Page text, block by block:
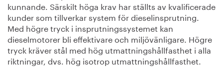
kunnande. Särskilt höga krav har ställts av kvalificerade
kunder som tillverkar system för dieselinsprutning.
Med högre tryck i insprutningssystemet kan
dieselmotorer bli effektivare och miljövänligare. Högre
tryck kräver stål med hög utmattningshållfasthet i alla
riktningar, dvs. hög isotrop utmattningshållfasthet.